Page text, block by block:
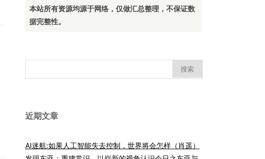
本站所有资源均源于网络，仅做汇总整理，不保证数
据完整性。
索：
近期文章
AI迷航:如果人工智能失去控制，世界将会怎样（肖遥）